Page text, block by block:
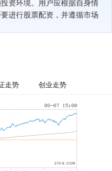
资环境。用户应根据自身情
进行股票配资，并遵循市场
走势 创业走势